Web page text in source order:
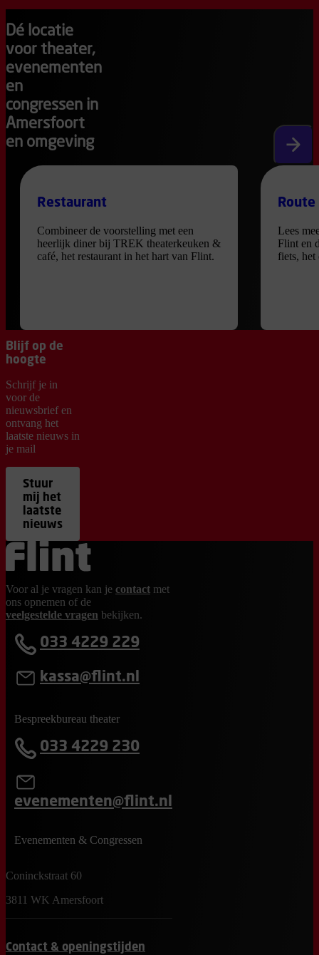
Dé locatie
voor theater,
evenementen
en
congressen in
Amersfoort
en omgeving
Restaurant
Combineer de voorstelling met een
heerlijk diner bij TREK theaterkeuken &
café, het restaurant in het hart van Flint.
Lees
Flint en
fiets, het
Blijf op de
hoogte
Schrijf je in
voor de
nieuwsbrief en
ontvang het
laatste nieuws in
je mail
Stuur
mij het
laatste
nieuws
Ga terug naar de homepage
Voor al je vragen kan je contact met
ons opnemen of de
veelgestelde vragen bekijken.
033 4229 229
kassa@flint.nl
Bespreekbureau theater
033 4229 230
evenementen@flint.nl
Evenementen & Congressen
Coninckstraat 60
3811 WK Amersfoort
Contact & openingstijden